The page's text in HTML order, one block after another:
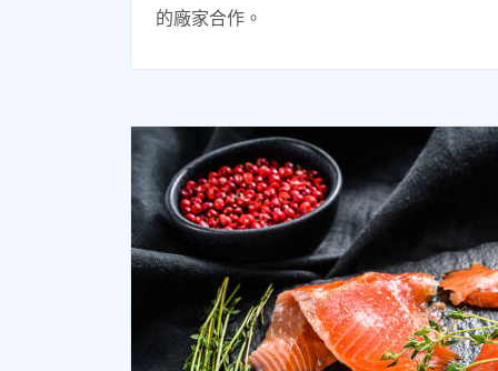
的廠家合作。